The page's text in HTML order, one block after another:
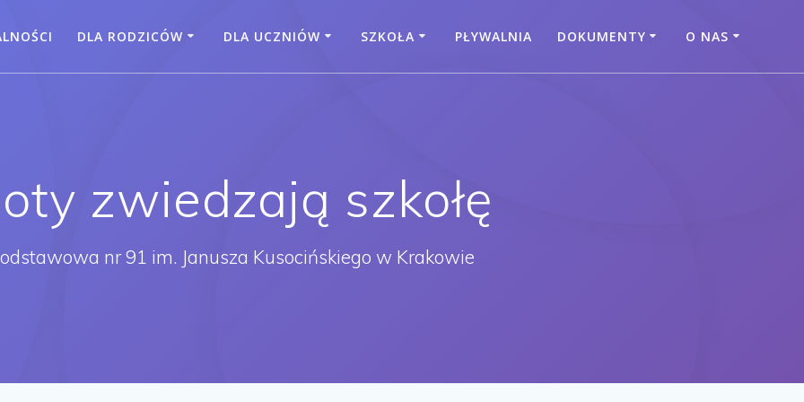
DLA RODZICÓW DLA UCZNIÓW SZKOŁA PŁYWALNIA DOKUMENTY O NAS
zwiedzają szkołę
nr 91 im. Janusza Kusocińskiego w Krakowie